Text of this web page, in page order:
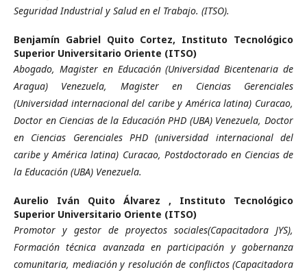
Seguridad Industrial y Salud en el Trabajo. (ITSO).
Benjamín Gabriel Quito Cortez, Instituto Tecnológico
Superior Universitario Oriente (ITSO)
Abogado, Magister en Educación (Universidad Bicentenaria de
Aragua) Venezuela, Magister en Ciencias Gerenciales
(Universidad internacional del caribe y América latina) Curacao,
Doctor en Ciencias de la Educación PHD (UBA) Venezuela, Doctor
en Ciencias Gerenciales PHD (universidad internacional del
caribe y América latina) Curacao, Postdoctorado en Ciencias de
la Educación (UBA) Venezuela.
Aurelio Iván Quito Álvarez , Instituto Tecnológico
Superior Universitario Oriente (ITSO)
Promotor y gestor de proyectos sociales(Capacitadora JYS),
Formación técnica avanzada en participación y gobernanza
comunitaria, mediación y resolución de conflictos (Capacitadora